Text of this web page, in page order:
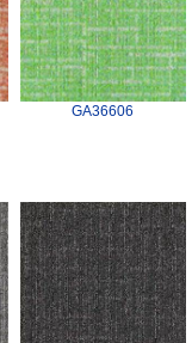
GA36606